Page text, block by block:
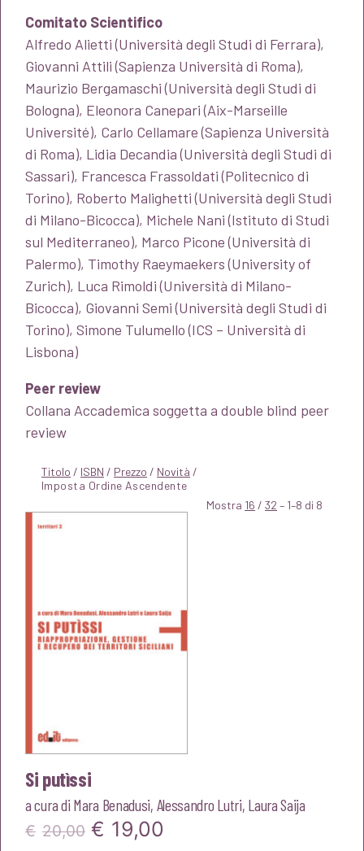
Comitato Scientifico
Alfredo Alietti (Università degli Studi di Ferrara),
Giovanni Attili (Sapienza Università di Roma),
Maurizio Bergamaschi (Università degli Studi di
Bologna), Eleonora Canepari (Aix-Marseille
Université), Carlo Cellamare (Sapienza Università
di Roma), Lidia Decandia (Università degli Studi di
Sassari), Francesca Frassoldati (Politecnico di
Torino), Roberto Malighetti (Università degli Studi
di Milano-Bicocca), Michele Nani (Istituto di Studi
sul Mediterraneo), Marco Picone (Università di
Palermo), Timothy Raeymaekers (University of
Zurich), Luca Rimoldi (Università di Milano-
Bicocca), Giovanni Semi (Università degli Studi di
Torino), Simone Tulumello (ICS – Università di
Lisbona)
Peer review
Collana Accademica soggetta a double blind peer
review
Titolo / ISBN / Prezzo / Novità /
Mostra 16 / 32 – 1–8 di 8
Si putìssi
a cura di Mara Benadusi, Alessandro Lutri, Laura Saija
€ 20,00 Il
€ 19,00